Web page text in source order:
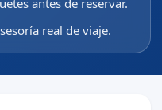
real de viaje.